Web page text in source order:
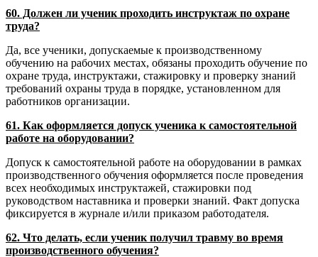
60. Должен ли ученик проходить инструктаж по охране
труда?
Да, все ученики, допускаемые к производственному
обучению на рабочих местах, обязаны проходить обучение по
охране труда, инструктажи, стажировку и проверку знаний
требований охраны труда в порядке, установленном для
работников организации.
61. Как оформляется допуск ученика к самостоятельной
работе на оборудовании?
Допуск к самостоятельной работе на оборудовании в рамках
производственного обучения оформляется после проведения
всех необходимых инструктажей, стажировки под
руководством наставника и проверки знаний. Факт допуска
фиксируется в журнале и/или приказом работодателя.
62. Что делать, если ученик получил травму во время
производственного обучения?